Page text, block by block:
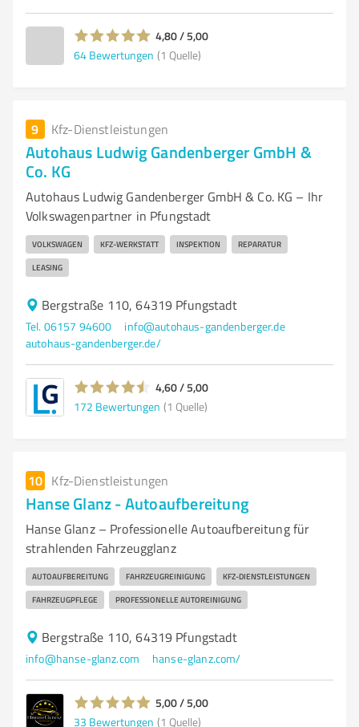
4,80 / 5,00
64 Bewertungen (1 Quelle)
9 Kfz-Dienstleistungen
Autohaus Ludwig Gandenberger GmbH &
Co. KG
Autohaus Ludwig Gandenberger GmbH & Co. KG – Ihr
Volkswagenpartner in Pfungstadt
VOLKSWAGEN KFZ-WERKSTATT INSPEKTION REPARATUR
LEASING
Bergstraße 110, 64319 Pfungstadt
Tel. 06157 94600
info@autohaus-gandenberger.de
autohaus-gandenberger.de/
4,60 / 5,00
172 Bewertungen (1 Quelle)
10 Kfz-Dienstleistungen
Hanse Glanz - Autoaufbereitung
Hanse Glanz – Professionelle Autoaufbereitung für
strahlenden Fahrzeugglanz
AUTOAUFBEREITUNG FAHRZEUGREINIGUNG KFZ-DIENSTLEISTUNGEN
FAHRZEUGPFLEGE PROFESSIONELLE AUTOREINIGUNG
Bergstraße 110, 64319 Pfungstadt
info@hanse-glanz.com hanse-glanz.com/
5,00 / 5,00
33 Bewertungen (1 Quelle)